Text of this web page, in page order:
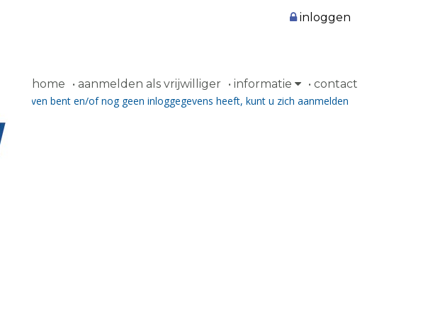
home aanmelden als vrijwilliger informatie contact
inloggen
bent en/of nog geen inloggegevens heeft, kunt u zich aanmelden